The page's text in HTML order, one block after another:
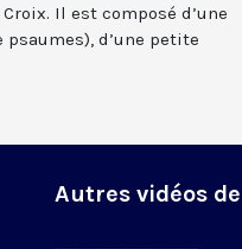
Il est composé d’une
psaumes), d’une petite
Autres vidéos